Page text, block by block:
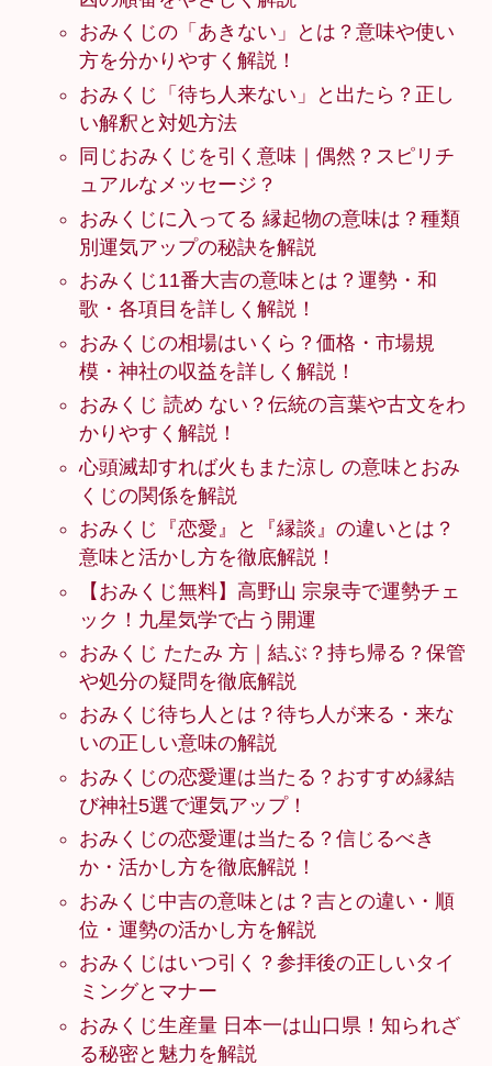
おみくじの「あきない」とは？意味や使い
方を分かりやすく解説！
おみくじ「待ち人来ない」と出たら？正し
い解釈と対処方法
同じおみくじを引く意味｜偶然？スピリチ
ュアルなメッセージ？
おみくじに入ってる 縁起物の意味は？種類
別運気アップの秘訣を解説
おみくじ11番大吉の意味とは？運勢・和
歌・各項目を詳しく解説！
おみくじの相場はいくら？価格・市場規
模・神社の収益を詳しく解説！
おみくじ 読め ない？伝統の言葉や古文をわ
かりやすく解説！
心頭滅却すれば火もまた涼し の意味とおみ
くじの関係を解説
おみくじ『恋愛』と『縁談』の違いとは？
意味と活かし方を徹底解説！
【おみくじ無料】高野山 宗泉寺で運勢チェ
ック！九星気学で占う開運
おみくじ たたみ 方｜結ぶ？持ち帰る？保管
や処分の疑問を徹底解説
おみくじ待ち人とは？待ち人が来る・来な
いの正しい意味の解説
おみくじの恋愛運は当たる？おすすめ縁結
び神社5選で運気アップ！
おみくじの恋愛運は当たる？信じるべき
か・活かし方を徹底解説！
おみくじ中吉の意味とは？吉との違い・順
位・運勢の活かし方を解説
おみくじはいつ引く？参拝後の正しいタイ
ミングとマナー
おみくじ生産量 日本一は山口県！知られざ
る秘密と魅力を解説